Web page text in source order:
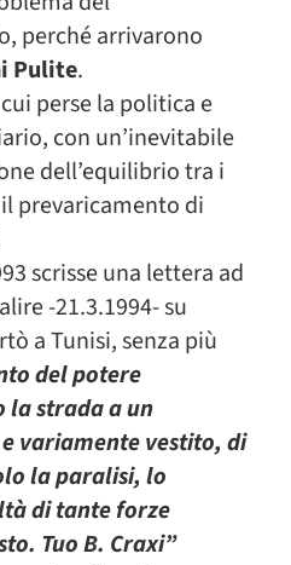
perché arrivarono
Pulite.
perse la politica e
con un’inevitabile
dell’equilibrio tra i
prevaricamento di
scrisse una lettera ad
-21.3.1994- su
a Tunisi, senza più
del potere
la strada a un
variamente vestito, di
la paralisi, lo
di tante forze
Tuo B. Craxi”